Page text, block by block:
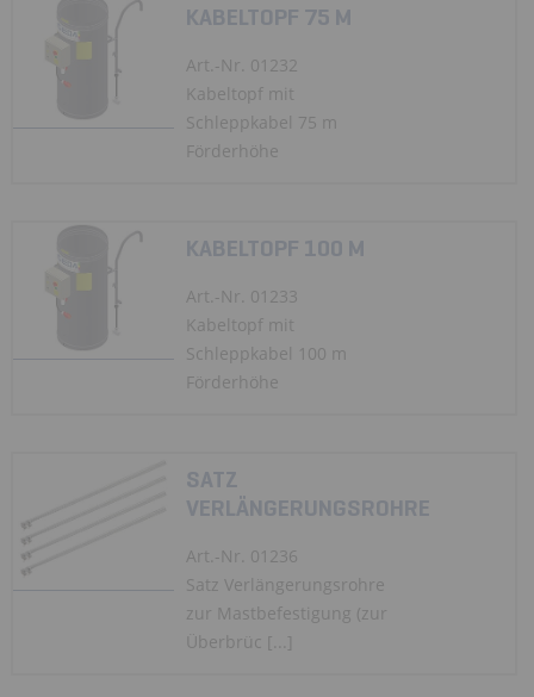
KABELTOPF 75 M
Art.-Nr. 01232
Kabeltopf mit
Schleppkabel 75 m
Förderhöhe
KABELTOPF 100 M
Art.-Nr. 01233
Kabeltopf mit
Schleppkabel 100 m
Förderhöhe
SATZ
VERLÄNGERUNGSROHRE
Art.-Nr. 01236
Satz Verlängerungsrohre
zur Mastbefestigung (zur
Überbrüc [...]